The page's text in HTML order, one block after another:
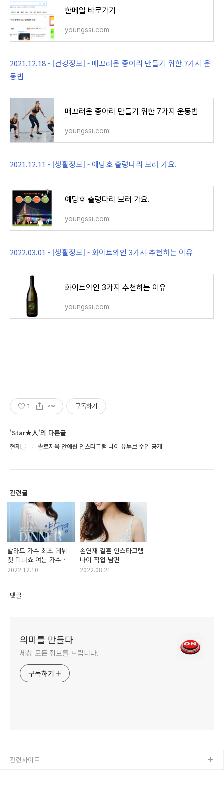
한메일 바로가기
youngssi.com
2021.12.18 - [건강정보] - 매끄러운 종아리 만들기 위한 7가지 운
동법
매끄러운 종아리 만들기 위한 7가지 운동법
youngssi.com
2021.12.11 - [생활정보] - 예당호 출렁다리 보러 가요.
예당호 출렁다리 보러 가요.
youngssi.com
2022.03.01 - [생활정보] - 화이트와인 3가지 추천하는 이유
화이트와인 3가지 추천하는 이유
youngssi.com
1 구독하기
'Star★人'의 다른글
현재글 솔로지옥 안예원 인스타그램 나이 유튜브 수입 공개
관련글
발라드 가수 최초 데뷔
첫 디너쇼 여는 가수
양수경
2022.12.10
손연재 결혼 인스타그램
나이 직업 남편
2022.08.21
댓글
의미를 만들다
세상 모든 정보를 드립니다.
구독하기
관련사이트